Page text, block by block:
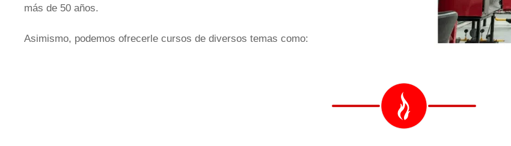
más de 50 años.
Asimismo, podemos ofrecerle cursos de diversos temas como: